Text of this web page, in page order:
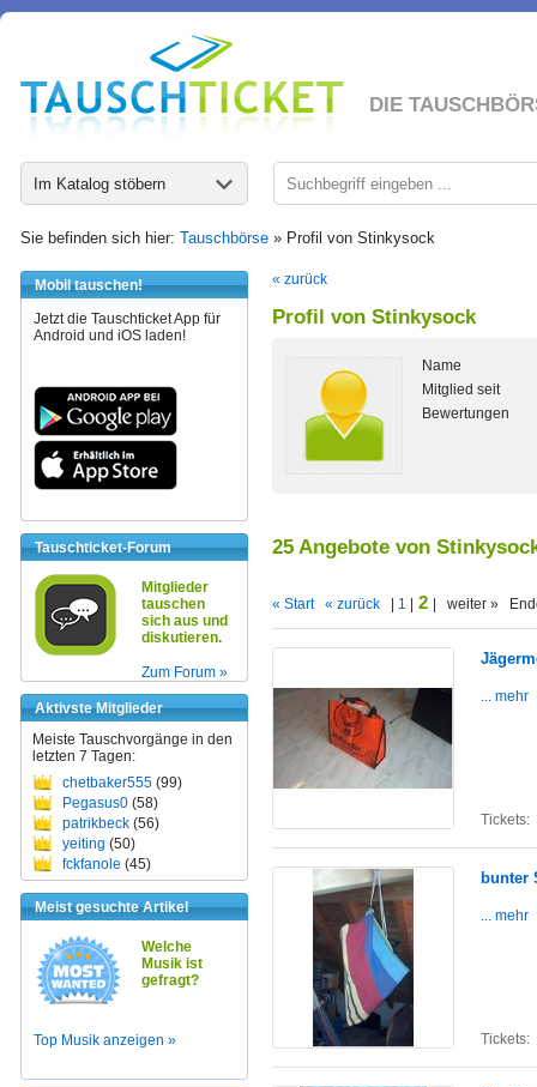
DIE
Im Katalog stöbern
Sie befinden sich hier: Tauschbörse » Profil von Stinkysock
Mobil tauschen!
Jetzt die Tauschticket App für
Android und iOS laden!
Tauschticket-Forum
Mitglieder
tauschen
sich aus und
diskutieren.
Zum Forum »
Aktivste Mitglieder
Meiste Tauschvorgänge in den
letzten 7 Tagen:
chetbaker555 (99)
Pegasus0 (58)
patrikbeck (56)
yeiting (50)
fckfanole (45)
Meist gesuchte Artikel
Welche
Musik ist
gefragt?
Top Musik anzeigen »
« zurück
Profil von Stinkysock
Name
Mitglied seit
Bewertungen
25 Angebote von
« Start « zurück 1 2 | weiter »
... mehr
Tickets:
bunter
... mehr
Tickets: